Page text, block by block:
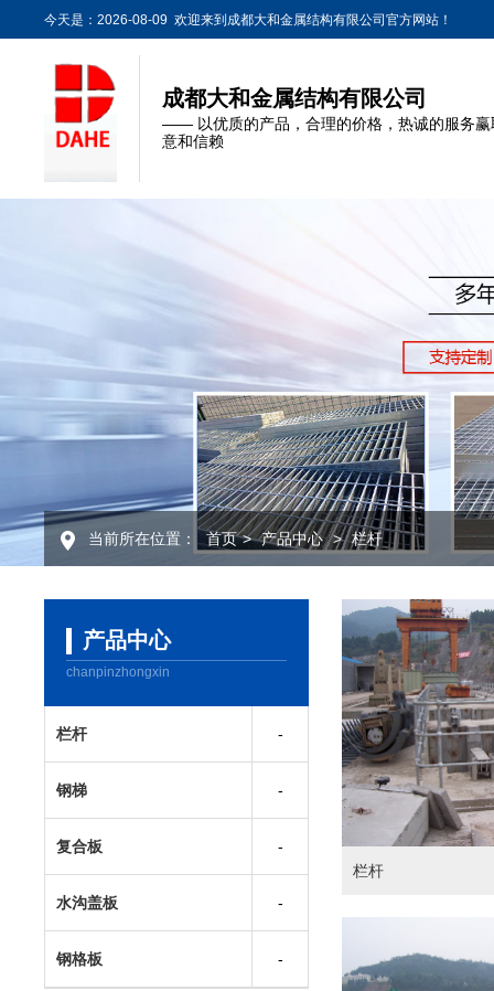
今天是：2026-08-09 欢迎来到成都大和金属结构有限公司官方网站！
成都大和金属结构有限公司
—— 以优质的产品，合理的价格，热诚的服务赢
意和信赖
当前所在位置： 首页 > 产品中心 > 栏杆
产品中心
chanpinzhongxin
栏杆
钢梯
复合板
水沟盖板
钢格板
栏杆